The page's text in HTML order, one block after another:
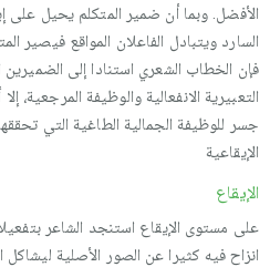
الأفضل. وبما أن ضمير المتكلم يحيل على
السارد ويتبادل الفاعلان المواقع فيصير
فإن الخطاب الشعري استنادا إلى
التعبيرية الانفعالية والوظيفة المرجعية،
جسر للوظيفة الجمالية الطاغية التي
الإيقاعية
الإيقاع
على مستوى الإيقاع استنجد الشاعر
انزاح فيه كثيرا عن الصور الأصلية